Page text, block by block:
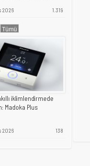
2026 1.319
iklimlendirmede
Madoka Plus
2026 138